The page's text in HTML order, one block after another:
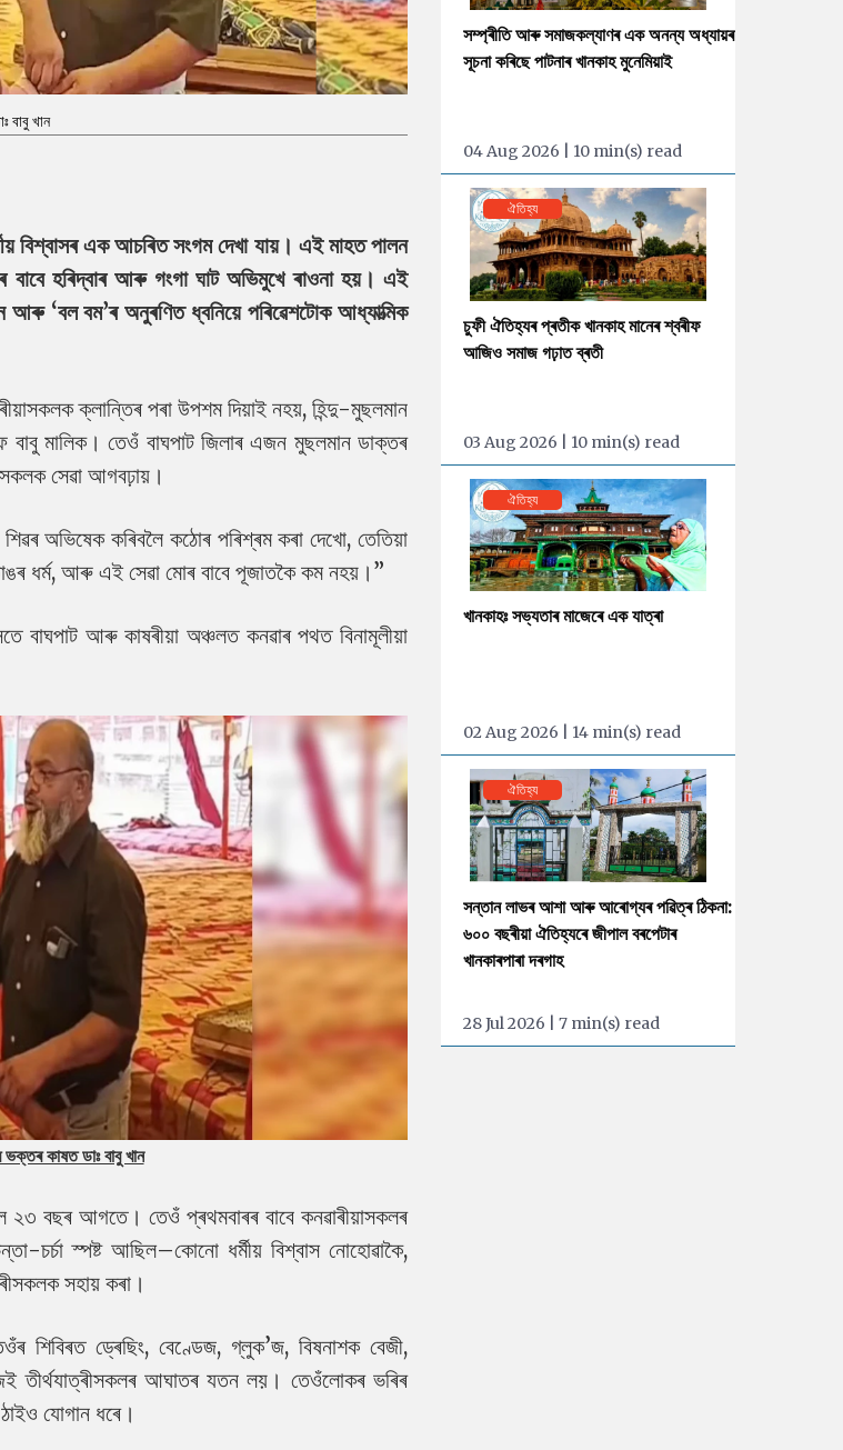
বাবু খান
বিশ্বাসৰ এক আচৰিত সংগম দেখা যায়। এই মাহত পালন
বাবে হৰিদ্বাৰ আৰু গংগা ঘাট অভিমুখে ৰাওনা হয়। এই
‘বল বম’ৰ অনুৰণিত ধ্বনিয়ে পৰিৱেশটোক আধ্যাত্মিক
ক্লান্তিৰ পৰা উপশম দিয়াই নহয়, হিন্দু-মুছলমান
বাবু মালিক। তেওঁ বাঘপাট জিলাৰ এজন মুছলমান ডাক্তৰ
সেৱা আগবঢ়ায়।
অভিষেক কৰিবলৈ কঠোৰ পৰিশ্ৰম কৰা দেখো, তেতিয়া
ধৰ্ম, আৰু এই সেৱা মোৰ বাবে পূজাতকৈ কম নহয়।”
বাঘপাট আৰু কাষৰীয়া অঞ্চলত কনৱাৰ পথত বিনামূলীয়া
কাষত ডাঃ বাবু খান
২৩ বছৰ আগতে। তেওঁ প্ৰথমবাৰৰ বাবে কনৱাৰীয়াসকলৰ
চৰ্চা স্পষ্ট আছিল–কোনো ধৰ্মীয় বিশ্বাস নোহোৱাকৈ,
সহায় কৰা।
শিবিৰত ড্ৰেছিং, বেণ্ডেজ, গ্লুক’জ, বিষনাশক বেজী,
তীৰ্থযাত্ৰীসকলৰ আঘাতৰ যতন লয়। তেওঁলোকৰ ভৰিৰ
যোগান ধৰে।
সম্প্ৰীতি আৰু সমাজকল্যাণৰ এক অনন্য অধ্যায়ৰ
সূচনা কৰিছে পাটনাৰ খানকাহ মুনেমিয়াই
04 Aug 2026 | 10 min(s) read
ঐতিহ্য
চুফী ঐতিহ্যৰ প্ৰতীক খানকাহ মানেৰ শ্বৰীফ
আজিও সমাজ গঢ়াত ব্ৰতী
03 Aug 2026 | 10 min(s) read
ঐতিহ্য
খানকাহঃ সভ্যতাৰ মাজেৰে এক যাত্ৰা
02 Aug 2026 | 14 min(s) read
ঐতিহ্য
সন্তান লাভৰ আশা আৰু আৰোগ্যৰ পৱিত্ৰ ঠিকনা:
৬০০ বছৰীয়া ঐতিহ্যৰে জীপাল বৰপেটাৰ
খানকাৰপাৰা দৰগাহ
28 Jul 2026 | 7 min(s) read